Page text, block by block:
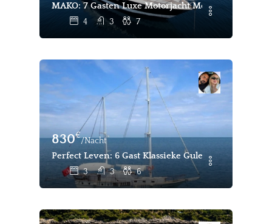
MAKO: 7 Gasten Luxe Motorjacht Met
4 3 7
830€
/Nacht
Perfect Leven: 6 Gast Klassieke Gulet Charter Gocek
3 3 6